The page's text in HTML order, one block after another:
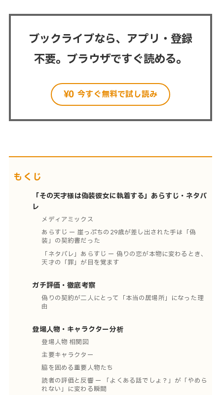
ブックライブなら、アプリ・登録
不要。ブラウザですぐ読める。
今すぐ無料で試し読み
もくじ
「その天才様は偽装彼女に執着する」あらすじ・ネタバ
レ
メディアミックス
あらすじ ー 崖っぷちの29歳が差し出された手は「偽
装」の契約書だった
「ネタバレ」あらすじ ー 偽りの恋が本物に変わるとき、
天才の「罪」が目を覚ます
ガチ評価・徹底考察
偽りの契約が二人にとって「本当の居場所」になった理
由
登場人物・キャラクター分析
登場人物 相関図
主要キャラクター
脇を固める重要人物たち
読者の評価と反響 ー 「よくある話でしょ？」が「やめら
れない」に変わる瞬間